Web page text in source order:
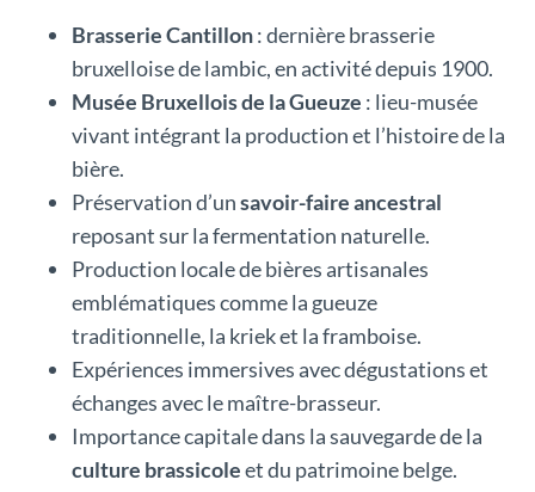
Brasserie Cantillon: dernière brasserie
bruxelloise de lambic, en activité depuis 1900.
Musée Bruxellois de la Gueuze : lieu-musée
vivant intégrant la production et l’histoire de la
bière.
Préservation d’unsavoir-faire ancestral
reposant sur la fermentation naturelle.
Production locale de bières artisanales
emblématiques comme la gueuze
traditionnelle, la kriek et la framboise.
Expériences immersives avec dégustations et
échanges avec le maître-brasseur.
Importance capitale dans la sauvegarde de la
culture brassicoleet du patrimoine belge.